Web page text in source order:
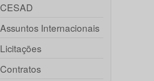
CESAD
Assuntos Internacionais
Licitações
Contratos